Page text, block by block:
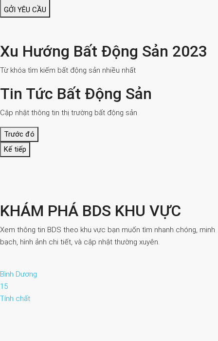
GỞI YÊU CẦU
Xu Hướng Bất Động Sản 2023
Từ khóa tìm kiếm bất động sản nhiều nhất
Tin Tức Bất Động Sản
Cập nhật thông tin thị trường bất động sản
Trước đó
Kế tiếp
KHÁM PHÁ BDS KHU VỰC
Xem thông tin BDS theo khu vực bạn muốn tìm nhanh chóng, minh
bạch, hình ảnh chi tiết, và cập nhật thường xuyên.
Bình Dương
15
Tính chất